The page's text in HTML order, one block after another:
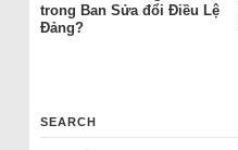
trong Ban Sửa đổi Điều Lệ
Đảng?
SEARCH